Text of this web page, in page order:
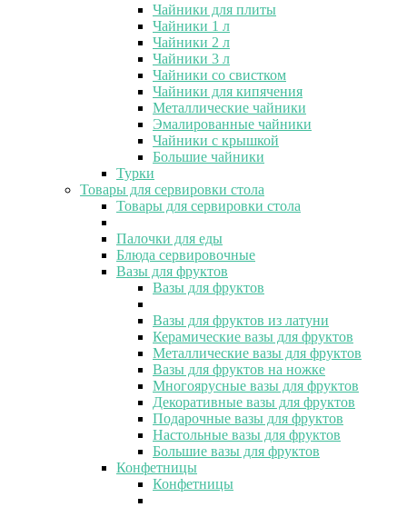
Чайники для плиты
Чайники 1 л
Чайники 2 л
Чайники 3 л
Чайники со свистком
Чайники для кипячения
Металлические чайники
Эмалированные чайники
Чайники с крышкой
Большие чайники
Турки
Товары для сервировки стола
Товары для сервировки стола
Палочки для еды
Блюда сервировочные
Вазы для фруктов
Вазы для фруктов
Вазы для фруктов из латуни
Керамические вазы для фруктов
Металлические вазы для фруктов
Вазы для фруктов на ножке
Многоярусные вазы для фруктов
Декоративные вазы для фруктов
Подарочные вазы для фруктов
Настольные вазы для фруктов
Большие вазы для фруктов
Конфетницы
Конфетницы